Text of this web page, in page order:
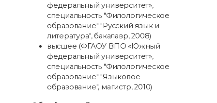
федеральный университет»,
специальность "Филологическое
образование" "Русский язык и
литература", бакалавр, 2008)
высшее (ФГАОУ ВПО «Южный
федеральный университет»,
специальность "Филологическое
образование" "Языковое
образование", магистр, 2010)